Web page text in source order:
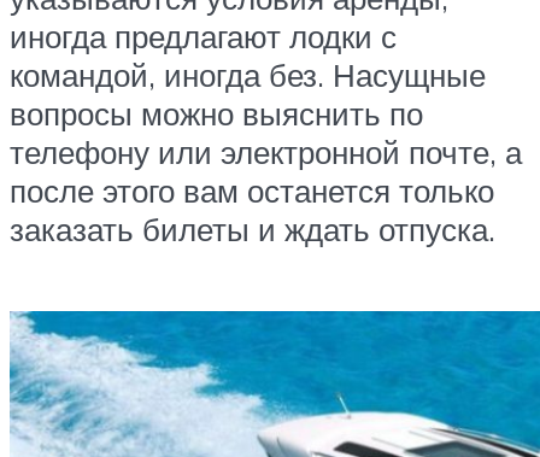
иногда предлагают лодки с
командой, иногда без. Насущные
вопросы можно выяснить по
телефону или электронной почте, а
после этого вам останется только
заказать билеты и ждать отпуска.